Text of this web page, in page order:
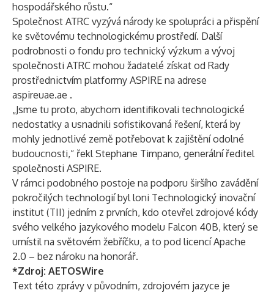
hospodářského růstu.“
Společnost ATRC vyzývá národy ke spolupráci a přispění
ke světovému technologickému prostředí. Další
podrobnosti o fondu pro technický výzkum a vývoj
společnosti ATRC mohou žadatelé získat od Rady
prostřednictvím platformy ASPIRE na adrese
aspireuae.ae .
„Jsme tu proto, abychom identifikovali technologické
nedostatky a usnadnili sofistikovaná řešení, která by
mohly jednotlivé země potřebovat k zajištění odolné
budoucnosti,“ řekl Stephane Timpano, generální ředitel
společnosti ASPIRE.
V rámci podobného postoje na podporu širšího zavádění
pokročilých technologií byl loni Technologický inovační
institut (TII) jedním z prvních, kdo otevřel zdrojové kódy
svého velkého jazykového modelu Falcon 40B, který se
umístil na světovém žebříčku, a to pod licencí Apache
2.0 – bez nároku na honorář.
*Zdroj: AETOSWire
Text této zprávy v původním, zdrojovém jazyce je